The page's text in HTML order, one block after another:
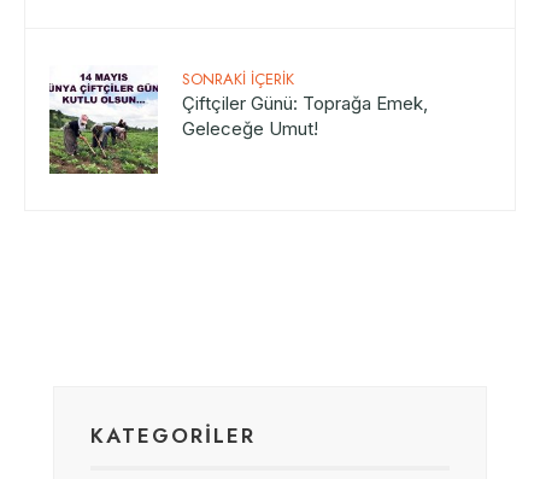
SONRAKI İÇERIK
Çiftçiler Günü: Toprağa Emek,
Geleceğe Umut!
KATEGORİLER